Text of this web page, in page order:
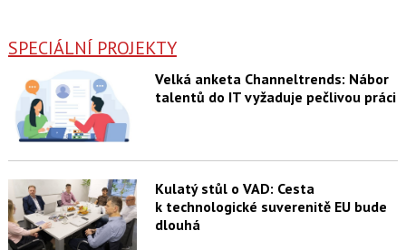
SPECIÁLNÍ PROJEKTY
Velká anketa Channeltrends: Nábor
talentů do IT vyžaduje pečlivou práci
Kulatý stůl o VAD: Cesta
k technologické suverenitě EU bude
dlouhá